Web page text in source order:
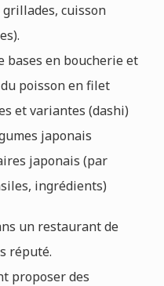
cuisson
bases en boucherie et
poisson en filet
et variantes (dashi)
japonais
japonais (par
ingrédients)
un restaurant de
réputé.
proposer des